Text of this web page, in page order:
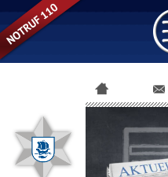
überspringen